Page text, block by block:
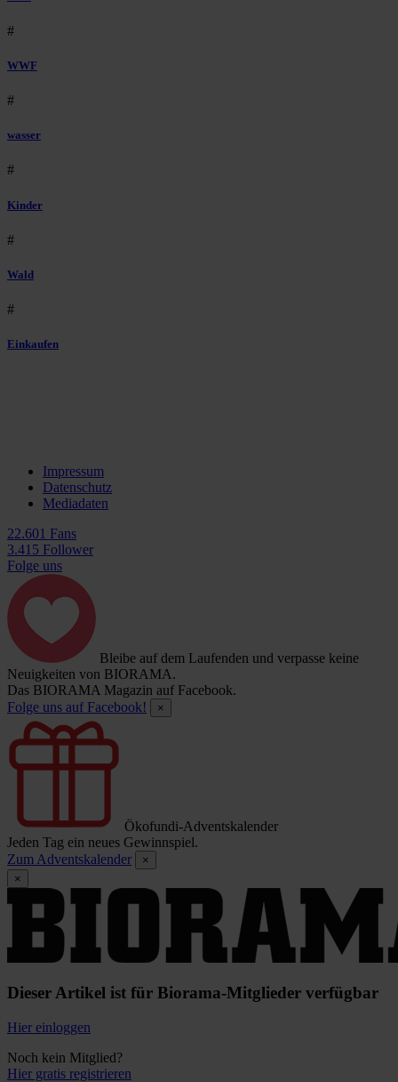
#
WWF
#
wasser
#
Kinder
#
Wald
#
Einkaufen
Impressum
Datenschutz
Mediadaten
22.601 Fans
3.415 Follower
Folge uns
Bleibe auf dem Laufenden und verpasse keine
Neuigkeiten von BIORAMA.
Das BIORAMA Magazin auf Facebook.
Folge uns auf Facebook!
×
Ökofundi-Adventskalender
Jeden Tag ein neues Gewinnspiel.
Zum Adventskalender
×
×
Dieser Artikel ist für Biorama-Mitglieder verfügbar
Hier einloggen
Noch kein Mitglied?
Hier gratis registrieren